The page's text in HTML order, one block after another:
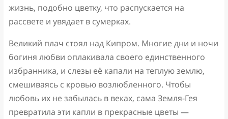
жизнь, подобно цветку, что распускается на
рассвете и увядает в сумерках.
Великий плач стоял над Кипром. Многие дни и ночи
богиня любви оплакивала своего единственного
избранника, и слезы её капали на теплую землю,
смешиваясь с кровью возлюбленного. Чтобы
любовь их не забылась в веках, сама Земля-Гея
превратила эти капли в прекрасные цветы —